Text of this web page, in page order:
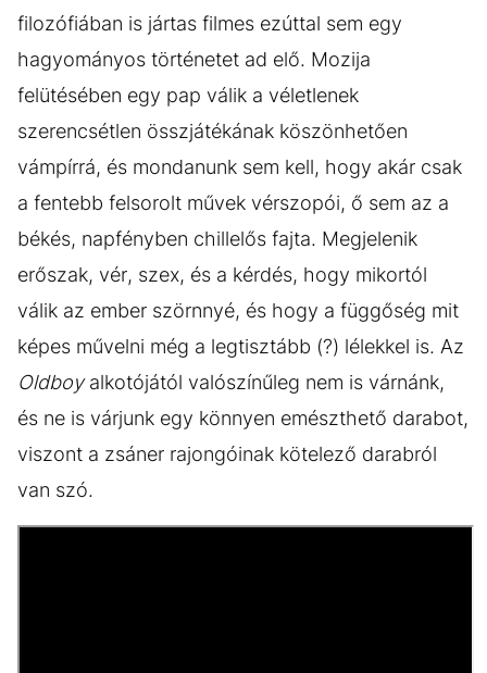
filozófiában is jártas filmes ezúttal sem egy
hagyományos történetet ad elő. Mozija
felütésében egy pap válik a véletlenek
szerencsétlen összjátékának köszönhetően
vámpírrá, és mondanunk sem kell, hogy akár csak
a fentebb felsorolt művek vérszopói, ő sem az a
békés, napfényben chillelős fajta. Megjelenik
erőszak, vér, szex, és a kérdés, hogy mikortól
válik az ember szörnnyé, és hogy a függőség mit
képes művelni még a legtisztább (?) lélekkel is. Az
Oldboyalkotójától valószínűleg nem is várnánk,
és ne is várjunk egy könnyen emészthető darabot,
viszont a zsáner rajongóinak kötelező darabról
van szó.